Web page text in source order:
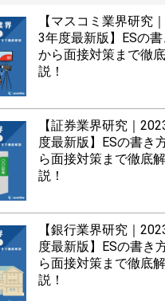
【マスコミ業界研究
3年度最新版】ESの
から面接対策まで徹
説！
【証券業界研究｜
度最新版】ESの書き
ら面接対策まで徹底解
説！
【銀行業界研究｜
度最新版】ESの書き
ら面接対策まで徹底解
説！